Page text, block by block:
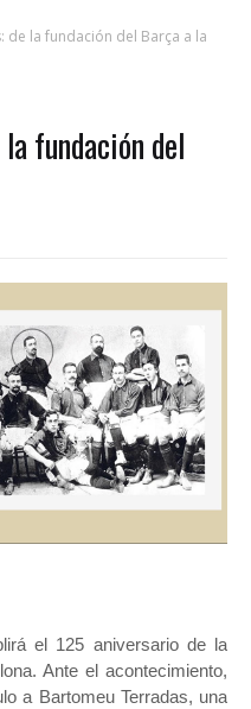
de la fundación del Barça a la
fundación del
el 125 aniversario de la
Ante el acontecimiento,
a Bartomeu Terradas, una